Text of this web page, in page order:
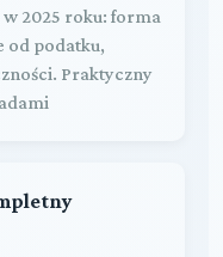
2025 roku: forma
od podatku,
Praktyczny